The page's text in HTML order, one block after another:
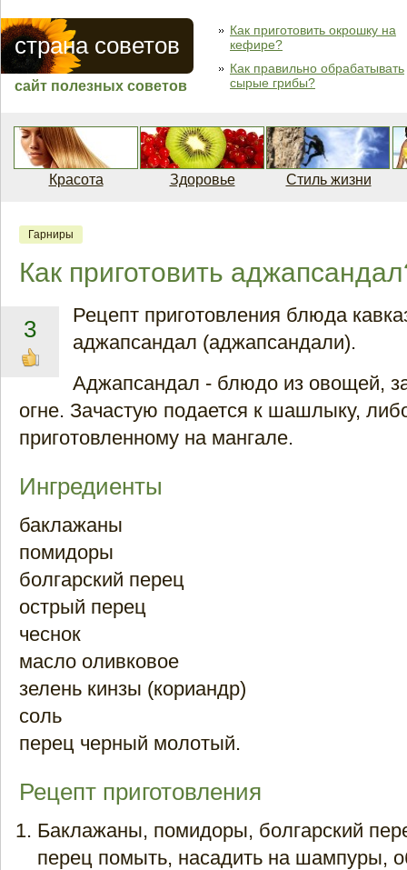
страна советов
сайт полезных советов
Как приготовить окрошку на
кефире?
Как правильно обрабатывать
сырые грибы?
Красота Здоровье Стиль жизни
Гарниры
Как приготовить
3
Рецепт приготовления блюда
аджапсандал (аджапсандали).
Аджапсандал - блюдо из овощей,
огне. Зачастую подается к шашлыку,
приготовленному на мангале.
Ингредиенты
баклажаны
помидоры
болгарский перец
острый перец
чеснок
масло оливковое
зелень кинзы (кориандр)
соль
перец черный молотый.
Рецепт приготовления
Баклажаны, помидоры, болгарский
перец помыть, насадить на шампуры,